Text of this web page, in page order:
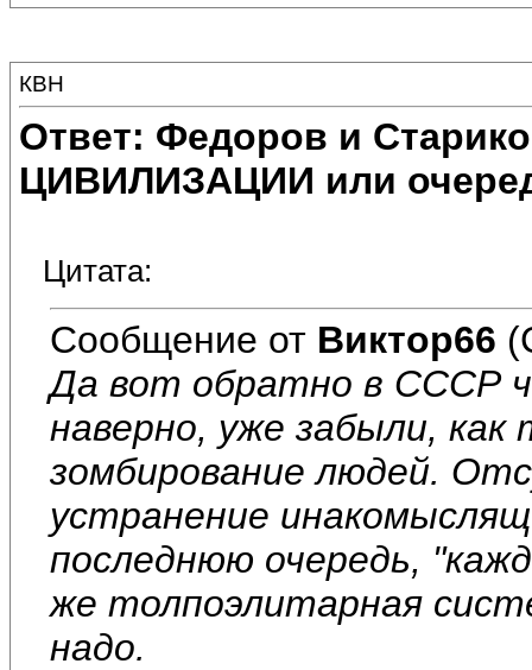
КВН
Ответ: Федоров и
ЦИВИЛИЗАЦИИ или
Цитата:
Сообщение от Виктор66
Да вот обратно в СССР
наверно, уже забыли,
зомбирование людей.
устранение
последнюю очередь,
же толпоэлитарная
надо.